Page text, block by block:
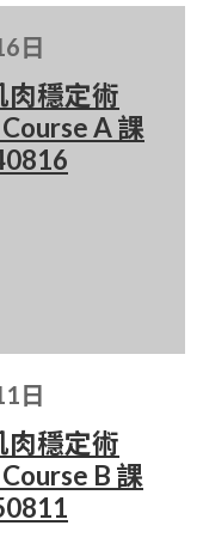
日
肉穩定術
A 課
日
肉穩定術
B 課